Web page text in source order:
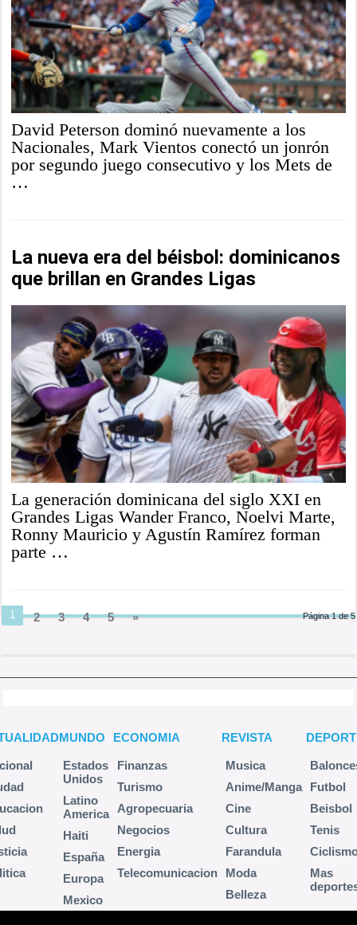
David Peterson dominó nuevamente a los
Nacionales, Mark Vientos conectó un jonrón
por segundo juego consecutivo y los Mets de
…
La nueva era del béisbol: dominicanos
que brillan en Grandes Ligas
La generación dominicana del siglo XXI en
Grandes Ligas Wander Franco, Noelvi Marte,
Ronny Mauricio y Agustín Ramírez forman
parte …
Página 1 de 5
1 2 3 4 5 »
MUNDO
Estados
Unidos
Latino
America
Haiti
España
Europa
Mexico
ECONOMIA
Finanzas
Turismo
Agropecuaria
Negocios
Energia
Telecomunicacion
REVISTA
Musica
Anime/Manga
Cine
Cultura
Farandula
Moda
Belleza
Futbol
Beisbol
Tenis
Mas